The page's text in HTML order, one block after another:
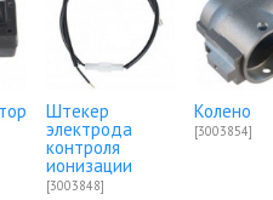
Штекер
электрода
контроля
ионизации
[3003848]
Колено
[3003854]